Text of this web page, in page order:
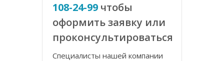
108-24-99 чтобы
оформить заявку или
проконсультироваться
Специалисты нашей компании